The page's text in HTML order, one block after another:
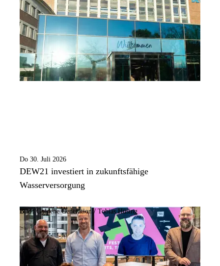
Do 30. Juli 2026
DEW21 investiert in zukunftsfähige
Wasserversorgung
Bild: Goldene Generation / Tobias Hüsing